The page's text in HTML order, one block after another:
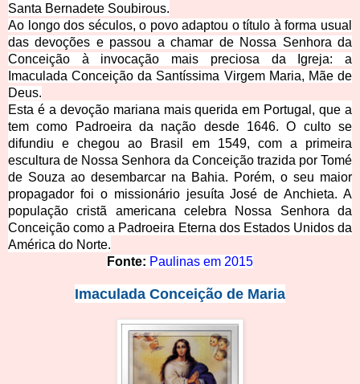
Santa Bernadete Soubirous.
Ao longo dos séculos, o povo adaptou o título à forma usual
das devoções e passou a chamar de Nossa Senhora da
Conceição à invocação mais preciosa da Igreja: a
Imaculada Conceição da Santíssima Virgem Maria, Mãe de
Deus.
Esta é a devoção mariana mais querida em Portugal, que a
tem como Padroeira da nação desde 1646. O culto se
difundiu e chegou ao Brasil em 1549, com a primeira
escultura de Nossa Senhora da Conceição trazida por Tomé
de Souza ao desembarcar na Bahia. Porém, o seu maior
propagador foi o missionário jesuíta José de Anchieta. A
população cristã americana celebra Nossa Senhora da
Conceição como a Padroeira Eterna dos Estados Unidos da
América do Norte.
Fonte: Paulinas em 2015
Imaculada Conceição de Maria